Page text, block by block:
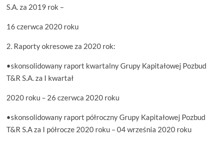
S.A. za 2019 rok –
16 czerwca 2020 roku
2. Raporty okresowe za 2020 rok:
•skonsolidowany raport kwartalny Grupy Kapitałowej Pozbud
T&R S.A. za I kwartał
2020 roku – 26 czerwca 2020 roku
•skonsolidowany raport półroczny Grupy Kapitałowej Pozbud
T&R S.A za I półrocze 2020 roku – 04 września 2020 roku